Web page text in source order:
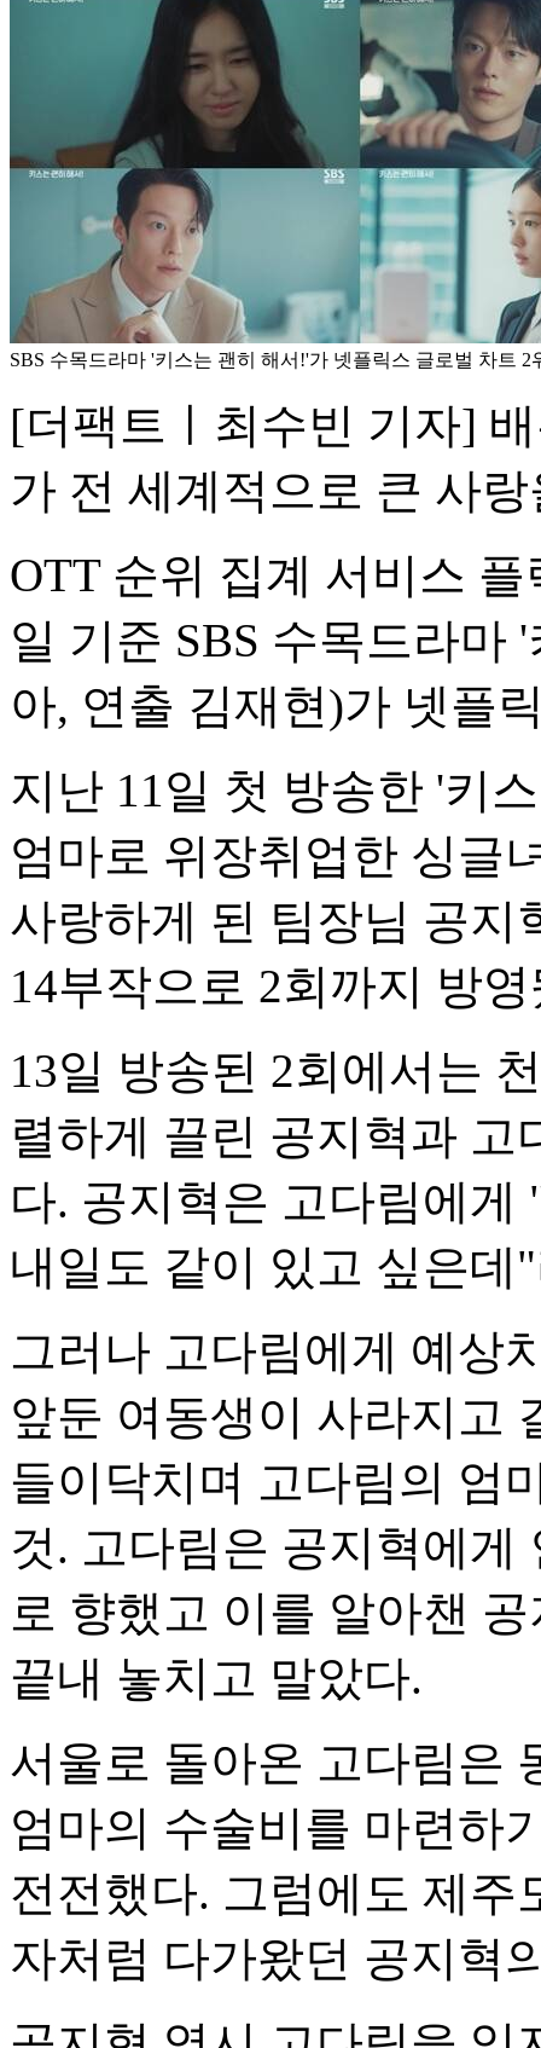
SBS 수목드라마 '키스는 괜히 해서!'가 넷플릭스 글로벌 차트 2
[더팩트ㅣ최수빈 기자]
가 전 세계적으로 큰 사
OTT 순위 집계 서비스
일 기준 SBS 수목드라마
아, 연출 김재현)가 넷플
지난 11일 첫 방송한 '키
엄마로 위장취업한 싱글
사랑하게 된 팀장님 공지
14부작으로 2회까지 방
13일 방송된 2회에서는
렬하게 끌린 공지혁과
다. 공지혁은 고다림에게
내일도 같이 있고 싶은데
그러나 고다림에게 예상
앞둔 여동생이 사라지고
들이닥치며 고다림의 엄
것. 고다림은 공지혁에게
로 향했고 이를 알아챈
끝내 놓치고 말았다.
서울로 돌아온 고다림은
엄마의 수술비를 마련하
전전했다. 그럼에도 제주
자처럼 다가왔던 공지혁